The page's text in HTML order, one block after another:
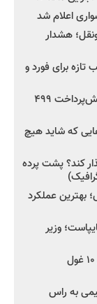
اعلام شد
هشدار
برای فورد و
فروش کوییک اس از امروز در مرداد ۱۴۰۵ / پیش‌پرداخت ۴۹۹
که شاید هیچ
کند؟ پشت پرده
بهترین عملکرد
وزیر
۳ خودروساز چینی برای نخستین بار وارد جمع ۱۰ غول
به راس